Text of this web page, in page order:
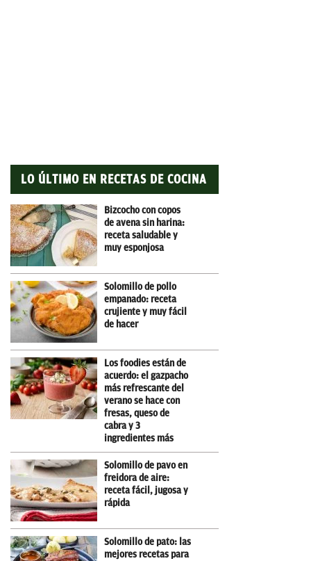
LO ÚLTIMO EN RECETAS DE COCINA
Bizcocho con copos
de avena sin harina:
receta saludable y
muy esponjosa
Solomillo de pollo
empanado: receta
crujiente y muy fácil
de hacer
Los foodies están de
acuerdo: el gazpacho
más refrescante del
verano se hace con
fresas, queso de
cabra y 3
ingredientes más
Solomillo de pavo en
freidora de aire:
receta fácil, jugosa y
rápida
Solomillo de pato: las
mejores recetas para